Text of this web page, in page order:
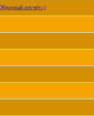
отсчёт»)